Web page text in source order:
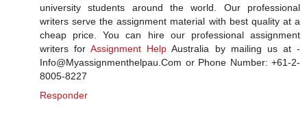
university students around the world. Our professional
writers serve the assignment material with best quality at a
cheap price. You can hire our professional assignment
writers forAssignment Help Australia by mailing us at -
Info@Myassignmenthelpau.Com or Phone Number: +61-2-
8005-8227
Responder